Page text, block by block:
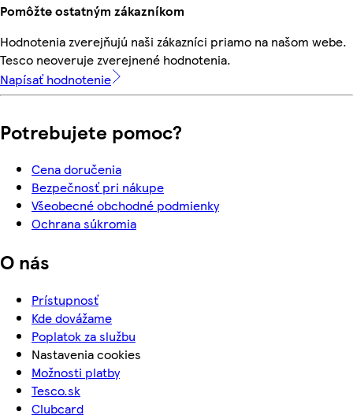
Pomôžte ostatným zákazníkom
Hodnotenia zverejňujú naši zákazníci priamo na našom webe.
Tesco neoveruje zverejnené hodnotenia.
Napísať hodnotenie
Potrebujete pomoc?
Cena doručenia
Bezpečnosť pri nákupe
Všeobecné obchodné podmienky
Ochrana súkromia
O nás
Prístupnosť
Kde dovážame
Poplatok za službu
Nastavenia cookies
Možnosti platby
Tesco.sk
Clubcard